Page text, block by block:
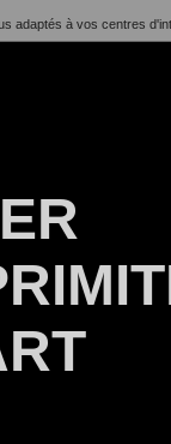
adaptés à vos centres